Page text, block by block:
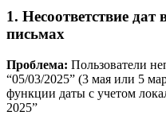
1. Несоответствие
письмах
Проблема: Пользователи
“05/03/2025” (3 мая или 5
функции даты с учетом
2025”